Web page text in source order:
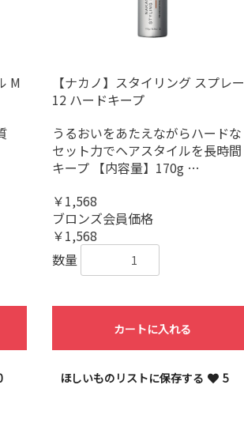
M
【ナカノ】スタイリング スプレー
12 ハードキープ
うるおいをあたえながらハードな
セット力でヘアスタイルを長時間
キープ 【内容量】170g …
￥1,568
ブロンズ会員価格
￥1,568
数量
カートに入れる
ほしいものリストに保存する 5